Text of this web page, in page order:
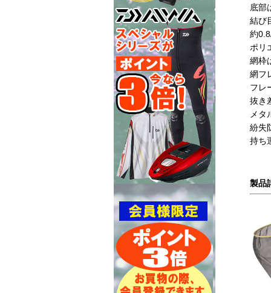
底部
結び
約
ポリ
網枠
網フ
フレ
抜き
メタ
紛失
持ち
製品